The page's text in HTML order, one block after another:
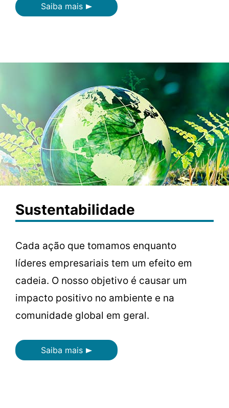
Saiba mais
Sustentabilidade
Cada ação que tomamos enquanto
líderes empresariais tem um efeito em
cadeia. O nosso objetivo é causar um
impacto positivo no ambiente e na
comunidade global em geral.
Saiba mais